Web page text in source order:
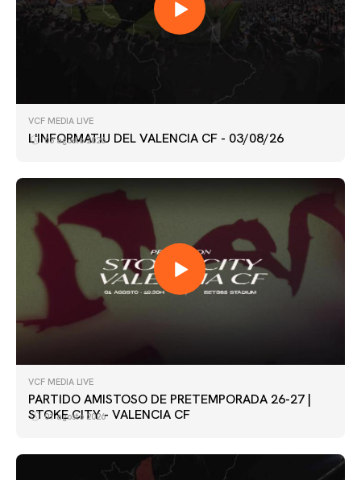
VCF MEDIA LIVE
L'INFORMATIU DEL VALENCIA CF - 03/08/26
03 agosto 2026
VCF MEDIA LIVE
PARTIDO AMISTOSO DE PRETEMPORADA 26-27 |
STOKE CITY - VALENCIA CF
01 agosto 2026